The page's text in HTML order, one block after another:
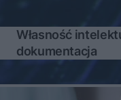
Własność
dokumentacja